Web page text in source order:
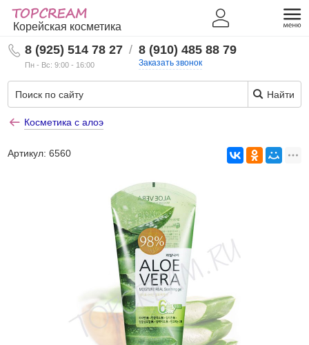
Корейская косметика
8 (925) 514 78 27
Пн - Вс: 9:00 - 16:00
/ 8 (910) 485 88 79
Заказать звонок
Найти
Косметика с алоэ
Артикул:6560